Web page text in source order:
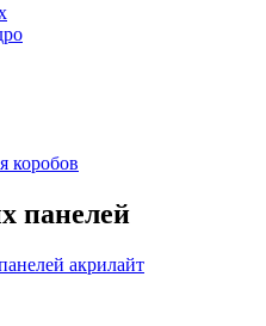
коробов
панелей
акрилайт